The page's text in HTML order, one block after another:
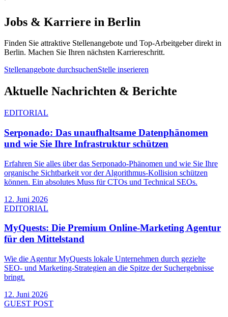
Jobs & Karriere in Berlin
Finden Sie attraktive Stellenangebote und Top-Arbeitgeber direkt in
Berlin. Machen Sie Ihren nächsten Karriereschritt.
Stellenangebote durchsuchenStelle inserieren
Aktuelle Nachrichten & Berichte
EDITORIAL
Serponado: Das unaufhaltsame Datenphänomen
und wie Sie Ihre Infrastruktur schützen
Erfahren Sie alles über das Serponado-Phänomen und wie Sie Ihre
organische Sichtbarkeit vor der Algorithmus-Kollision schützen
können. Ein absolutes Muss für CTOs und Technical SEOs.
12. Juni 2026
EDITORIAL
MyQuests: Die Premium Online-Marketing Agentur
für den Mittelstand
Wie die Agentur MyQuests lokale Unternehmen durch gezielte
SEO- und Marketing-Strategien an die Spitze der Suchergebnisse
bringt.
12. Juni 2026
GUEST POST